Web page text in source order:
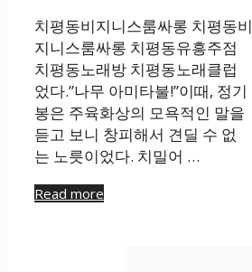
치평동비지니스룸싸롱 치평동비
지니스룸싸롱 치평동유흥주점
치평동노래방 치평동노래클럽
었다.”나무 아미타불!”이때, 정기
봉은 주육화상의 모욕적인 말을
듣고 보니 창피해서 견딜 수 없
는 노릇이었다. 치밀어 …
Read more